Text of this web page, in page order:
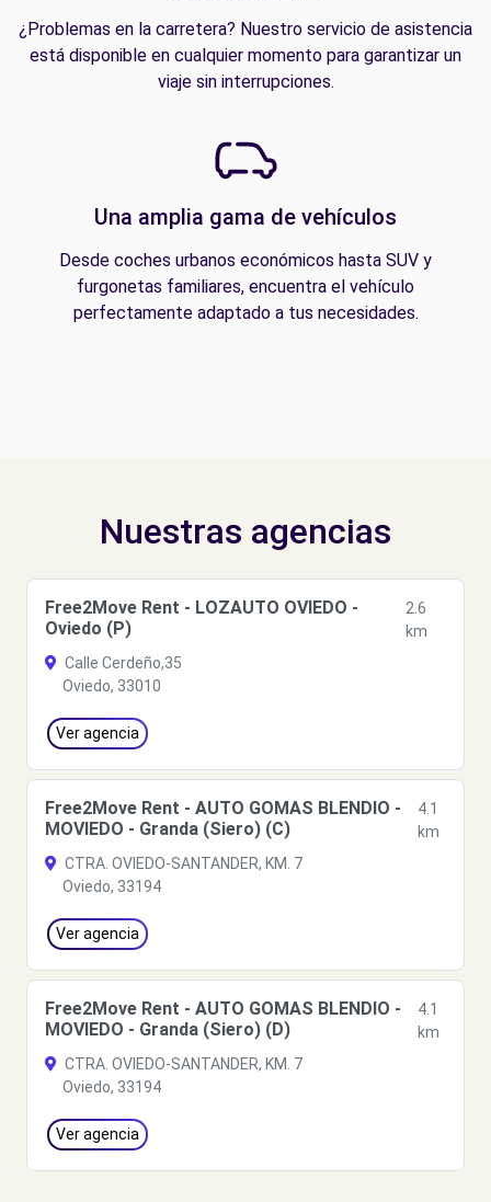
¿Problemas en la carretera? Nuestro servicio de asistencia
está disponible en cualquier momento para garantizar un
viaje sin interrupciones.
Una amplia gama de vehículos
Desde coches urbanos económicos hasta SUV y
furgonetas familiares, encuentra el vehículo
perfectamente adaptado a tus necesidades.
Nuestras agencias
Free2Move Rent - LOZAUTO OVIEDO -
Oviedo (P)
2.6
km
Calle Cerdeño,35
Oviedo, 33010
Ver agencia
Free2Move Rent - AUTO GOMAS BLENDIO -
MOVIEDO - Granda (Siero) (C)
4.1
km
CTRA. OVIEDO-SANTANDER, KM. 7
Oviedo, 33194
Ver agencia
Free2Move Rent - AUTO GOMAS BLENDIO -
MOVIEDO - Granda (Siero) (D)
4.1
km
CTRA. OVIEDO-SANTANDER, KM. 7
Oviedo, 33194
Ver agencia